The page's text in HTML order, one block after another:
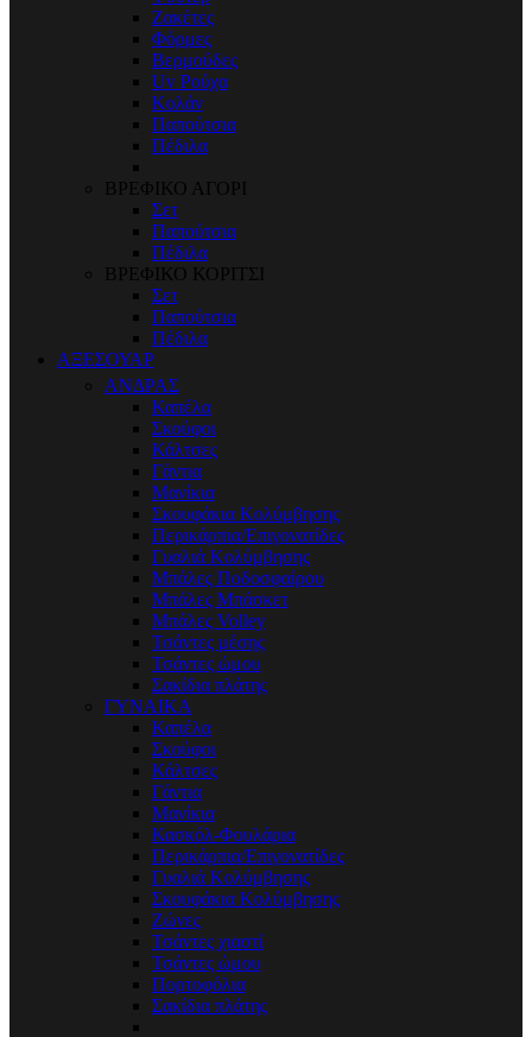
Ζακέτες
Φόρμες
Βερμούδες
Uv Ρούχα
Κολάν
Παπούτσια
Πέδιλα
ΒΡΕΦΙΚΟ ΑΓΟΡΙ
Σετ
Παπούτσια
Πέδιλα
ΒΡΕΦΙΚΟ ΚΟΡΙΤΣΙ
Σετ
Παπούτσια
Πέδιλα
ΑΞΕΣΟΥΑΡ
ΑΝΔΡΑΣ
Καπέλα
Σκούφοι
Κάλτσες
Γάντια
Μανίκια
Σκουφάκια Κολύμβησης
Περικάρπια/Επιγονατίδες
Γυαλιά Κολύμβησης
Μπάλες Ποδοσφαίρου
Μπάλες Μπάσκετ
Μπάλες Volley
Τσάντες μέσης
Τσάντες ώμου
Σακίδια πλάτης
ΓΥΝΑΙΚΑ
Καπέλα
Σκούφοι
Κάλτσες
Γάντια
Μανίκια
Κασκόλ-Φουλάρια
Περικάρπια/Επιγονατίδες
Γυαλιά Κολύμβησης
Σκουφάκια Κολύμβησης
Ζώνες
Τσάντες χιαστί
Τσάντες ώμου
Πορτοφόλια
Σακίδια πλάτης